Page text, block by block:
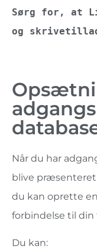
Sørg for, at
og
Når du har
blive
du kan oprette
forbindelse til din
Du kan: